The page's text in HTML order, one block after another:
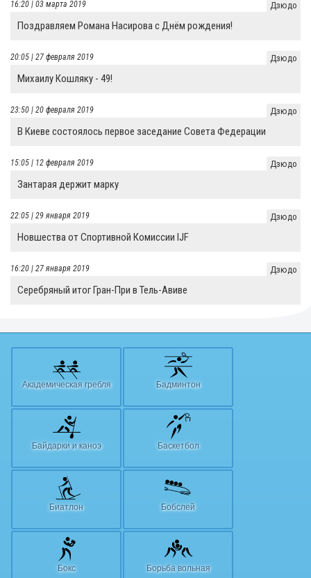
Дзюдо
16:20 | 03 марта 2019
Поздравляем Романа Насирова с Днём рождения!
Дзюдо
20:05 | 27 февраля 2019
Михаилу Кошляку - 49!
Дзюдо
23:50 | 20 февраля 2019
В Киеве состоялось первое заседание Совета Федерации
Дзюдо
15:05 | 12 февраля 2019
Зантарая держит марку
Дзюдо
22:05 | 29 января 2019
Новшества от Спортивной Комиссии IJF
Дзюдо
16:20 | 27 января 2019
Серебряный итог Гран-При в Тель-Авиве
Академическая гребля Бадминтон
Байдарки и каноэ Баскетбол
Биатлон Бобслей
Бокс Борьба вольная